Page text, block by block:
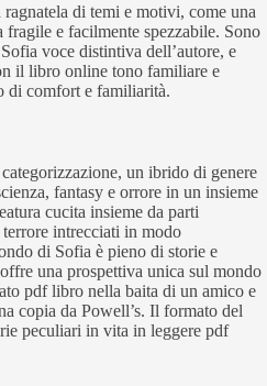
di temi e motivi, come una
e facilmente spezzabile. Sono
voce distintiva dell’autore, e
il libro online tono familiare e
di comfort e familiarità.
un ibrido di genere
fantasy e orrore in un insieme
cucita insieme da parti
intrecciati in modo
di Sofia è pieno di storie e
una prospettiva unica sul mondo
pdf libro nella baita di un amico e
copia da Powell’s. Il formato del
peculiari in vita in leggere pdf